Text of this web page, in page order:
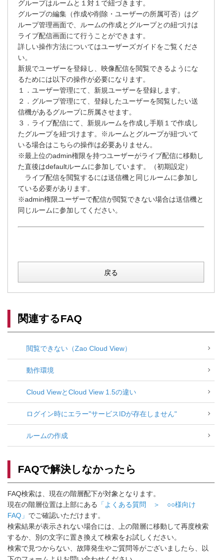
グループはルームと１対１で紐づきます。
グループの編集（作成や削除・ユーザーの所属可否）はグ
ループ管理画面で、ルームの作成とグループとの紐づけは
ライブ配信画面にて行うことができます。
詳しい操作方法についてはユーザーズガイドをご覧くださ
い。
新規でユーザーを登録し、映像配信を閲覧できるようにな
るためには以下の操作が必要になります。
１．ユーザー管理にて、新規ユーザーを登録します。
２．グループ管理にて、登録したユーザーを閲覧したい送
信機があるグループに所属させます。
３．ライブ配信にて、新規ルームを作成し手順１で作成し
たグループを紐づけます。※ルームとグループが紐づいて
いる場合はこちらの操作は必要ありません。
※最上位のadmin権限を持つユーザーがライブ配信に移動し
た直後はdefaultルームに参加しています。（初期設定）
ライブ配信を閲覧するには送信機と同じルームに参加し
ている必要があります。
※admin権限ユーザーで配信が閲覧できない場合は送信機と
同じルームに参加してください。
戻る
関連するFAQ
閲覧できない（Zao Cloud View）
動作環境
Cloud ViewとCloud View 1.5の違い
ログイン時にエラー"サービスIDが存在しません"
ルームの作成
FAQで解決しなかったら
FAQ検索は、現在の階層配下が対象となります。
現在の階層位置は上部にある
「よくある質問 ＞ ○○様向け
FAQ」 でご確認いただけます。
検索結果が表示されない場合には、上の階層に移動して再度検索
するか、別の文字に置き換えて検索をお試しください。
検索で見つからない、故障発生やご質問等がございましたら、以